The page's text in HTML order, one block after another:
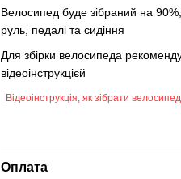
Велосипед буде зібраний на
руль, педалі та сидіння
Для збірки велосипеда
відеоінструкцієй
Відеоінструкція, як зібрати
Оплата